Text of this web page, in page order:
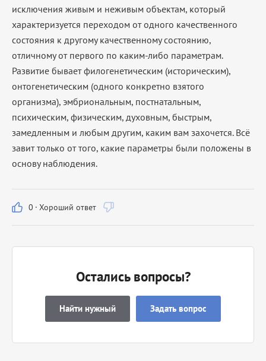
исключения живым и неживым объектам, который
характеризуется переходом от одного качественного
состояния к другому качественному состоянию,
отличному от первого по каким-либо параметрам.
Развитие бывает филогенетическим (историческим),
онтогенетическим (одного конкретно взятого
организма), эмбриональным, постнатальным,
психическим, физическим, духовным, быстрым,
замедленным и любым другим, каким вам захочется. Всё
завит только от того, какие параметры были положены в
основу наблюдения.
0 · Хороший ответ
Остались вопросы?
Найти нужный Задать вопрос